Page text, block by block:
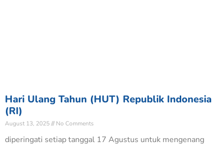
Hari Ulang Tahun (HUT) Republik Indonesia
(RI)
August 13, 2025 No Comments
diperingati setiap tanggal 17 Agustus untuk mengenang